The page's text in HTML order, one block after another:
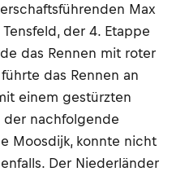
Max
der 4. Etappe
das Rennen mit roter
das Rennen an
einem gestürzten
der nachfolgende
Moosdijk, konnte nicht
Der Niederländer